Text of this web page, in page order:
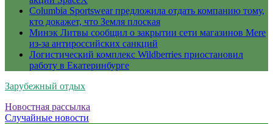
Columbia Sportswear предложила отдать компанию тому,
кто докажет, что Земля плоская
Минэк Литвы сообщил о закрытии сети магазинов Mere
из-за антироссийских санкций
Логистический комплекс Wildberries приостановил
работу в Екатеринбурге
Зарубежный отдых
Новостная рассылка
Случайные новости